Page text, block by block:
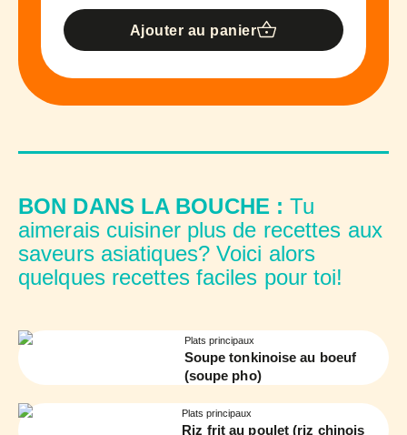
Ajouter au panier
BON DANS LA BOUCHE :Tu
aimerais cuisiner plus de recettes aux
saveurs asiatiques? Voici alors
quelques recettes faciles pour toi!
Plats principaux
Soupe tonkinoise au boeuf
(soupe pho)
Plats principaux
Riz frit au poulet (riz chinois